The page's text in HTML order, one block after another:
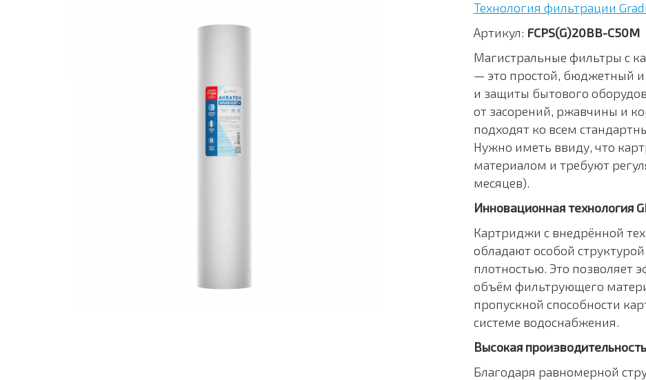
Технология фильтрации
Артикул: FCPS(G)20BB-C50M
Магистральные фильтры с
— это простой, бюджетный
и защиты бытового
от засорений, ржавчины и
подходят ко всем
Нужно иметь ввиду, что
материалом и требуют
месяцев).
Инновационная технология
Картриджи с внедрённой
обладают особой
плотностью. Это позволяет
объём фильтрующего
пропускной способности
системе водоснабжения.
Высокая производительность
Благодаря равномерной